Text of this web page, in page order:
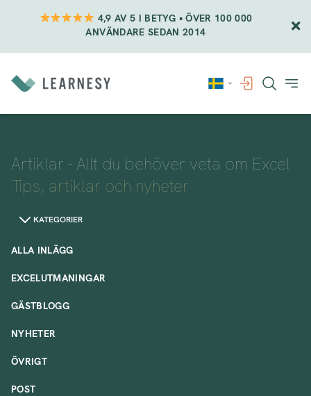
4,9 AV 5 I BETYG • ÖVER 100 000
ANVÄNDARE SEDAN 2014
till
innehåll
Artiklar - Allt du behöver veta om Excel
Tips, artiklar och nyheter
KATEGORIER
ALLA INLÄGG
EXCELUTMANINGAR
GÄSTBLOGG
NYHETER
ÖVRIGT
POST